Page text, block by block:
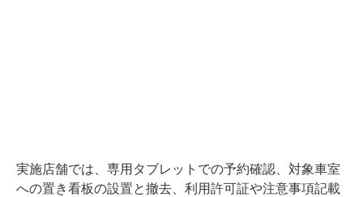
実施店舗では、専用タブレットでの予約確認、対象車室
への置き看板の設置と撤去、利用許可証や注意事項記載